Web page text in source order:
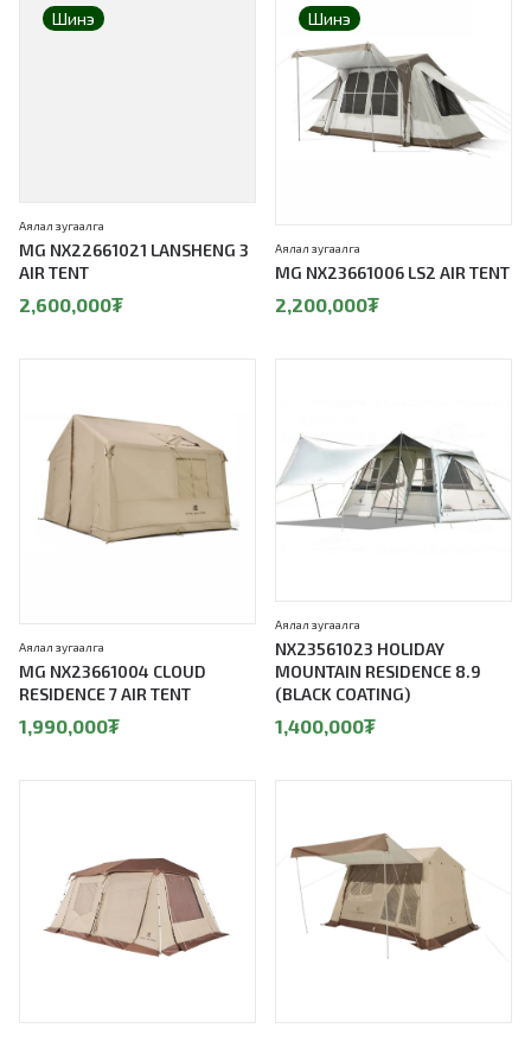
Шинэ
MG NX22661021 LANSHENG 3
AIR TENT
Аялал зугаалга
2,600,000₮
Шинэ
MG NX23661006 LS2 AIR TENT
Аялал зугаалга
2,200,000₮
MG NX23661004 CLOUD
RESIDENCE 7 AIR TENT
Аялал зугаалга
1,990,000₮
NX23561023 HOLIDAY
MOUNTAIN RESIDENCE 8.9
(BLACK COATING)
Аялал зугаалга
1,400,000₮